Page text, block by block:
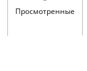
Просмотренные